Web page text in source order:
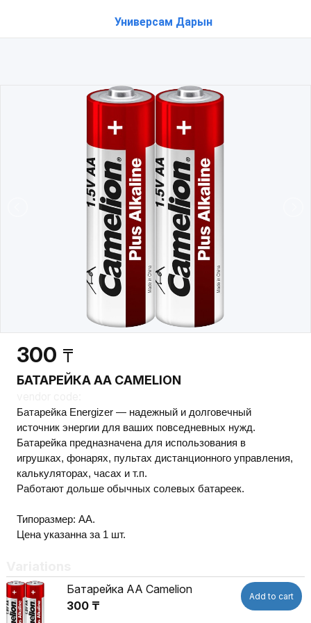
Универсам Дарын
300 ₸
БАТАРЕЙКА AA CAMELION
Батарейка Energizer — надежный и долговечный
источник энергии для ваших повседневных нужд.
Батарейка предназначена для использования в
игрушках, фонарях, пультах дистанционного управления,
калькуляторах, часах и т.п.
Работают дольше обычных солевых батареек.
Типоразмер: АА.
Цена указанна за 1 шт.
Батарейка AA Camelion
300 ₸
Add to cart